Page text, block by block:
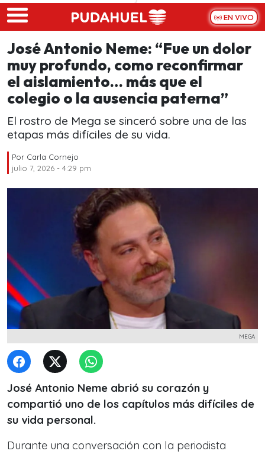
Skip to main content
EN VIVO
José Antonio Neme: “Fue un dolor
muy profundo, como reconfirmar
el aislamiento… más que el
colegio o la ausencia paterna”
El rostro de Mega se sinceró sobre una de las
etapas más difíciles de su vida.
Por Carla Cornejo
julio 7, 2026 - 4:29 pm
MEGA
José Antonio Neme abrió su corazón y
compartió uno de los capítulos más difíciles de
su vida personal.
Durante una conversación con la periodista